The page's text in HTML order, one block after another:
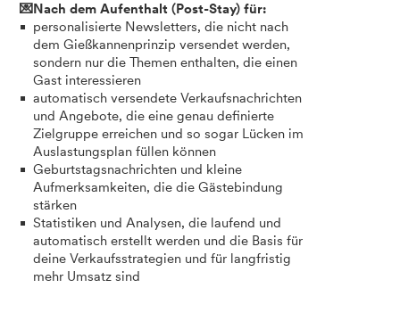
💌Nach dem Aufenthalt (Post-Stay) für:
personalisierte Newsletters, die nicht nach
dem Gießkannenprinzip versendet werden,
sondern nur die Themen enthalten, die einen
Gast interessieren
automatisch versendete Verkaufsnachrichten
und Angebote, die eine genau definierte
Zielgruppe erreichen und so sogar Lücken im
Auslastungsplan füllen können
Geburtstagsnachrichten und kleine
Aufmerksamkeiten, die die Gästebindung
stärken
Statistiken und Analysen, die laufend und
automatisch erstellt werden und die Basis für
deine Verkaufsstrategien und für langfristig
mehr Umsatz sind